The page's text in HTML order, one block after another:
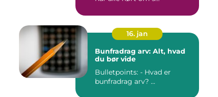
16. jan
Bunfradrag arv: Alt, hvad
du bør vide
Bulletpoints: - Hvad er
bunfradrag arv? ...